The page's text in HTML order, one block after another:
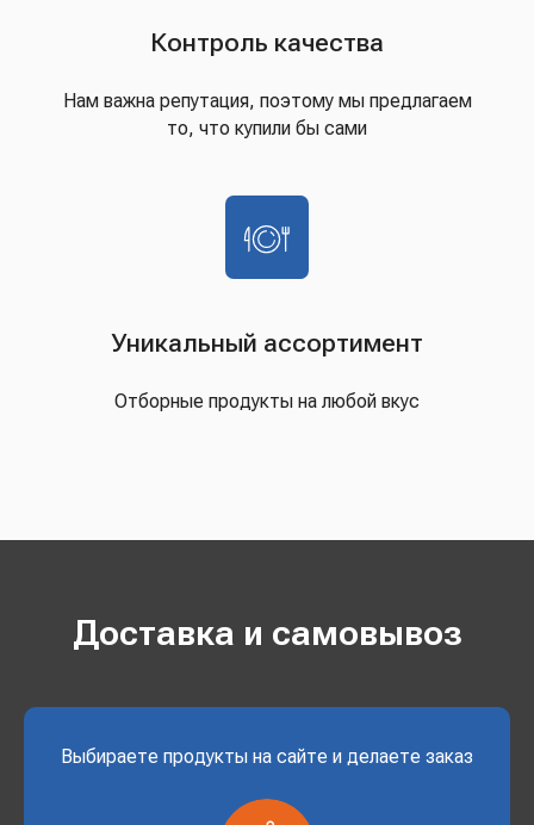
Контроль качества
Нам важна репутация, поэтому мы предлагаем
то, что купили бы сами
Уникальный ассортимент
Отборные продукты на любой вкус
Доставка и самовывоз
Выбираете продукты на сайте и делаете заказ